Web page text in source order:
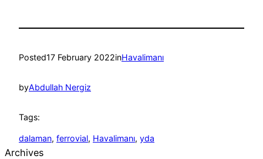
Posted17 February 2022inHavalimanı
byAbdullah Nergiz
Tags:
dalaman, ferrovial, Havalimanı, yda
Archives